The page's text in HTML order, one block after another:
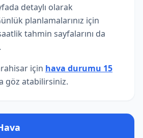
detaylı olarak
planlamalarınız için
tahmin sayfalarını da
için hava durumu 15
göz atabilirsiniz.